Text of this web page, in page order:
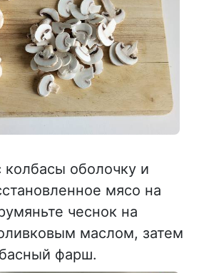
оболочку и
мясо на
чеснок на
маслом, затем
фарш.